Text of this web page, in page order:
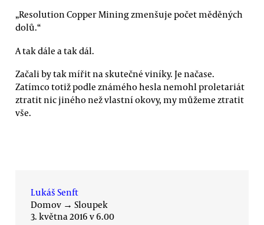
„Resolution Copper Mining zmenšuje počet měděných
dolů.“
A tak dále a tak dál.
Začali by tak mířit na skutečné viníky. Je načase.
Zatímco totiž podle známého hesla nemohl proletariát
ztratit nic jiného než vlastní okovy, my můžeme ztratit
vše.
Lukáš Senft
Domov → Sloupek
3. května 2016 v 6.00